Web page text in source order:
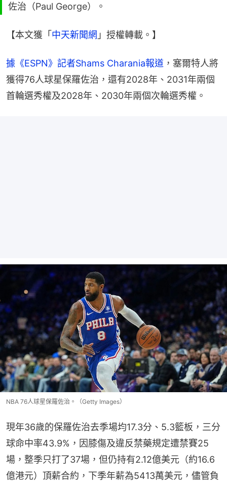
佐治（Paul George）。
【本文獲「中天新聞網 」授權轉載。】
據《ESPN》記者Shams Charania報道 ，塞爾特人將
獲得76人球星保羅佐治，還有2028年、2031年兩個
首輪選秀權及2028年、2030年兩個次輪選秀權。
NBA 76人球星保羅佐治。（Getty Images）
現年36歲的保羅佐治去季場均17.3分、5.3籃板，三分
球命中率43.9%，因膝傷及違反禁藥規定遭禁賽25
場，整季只打了37場，但仍持有2.12億美元（約16.6
億港元）頂薪合約，下季年薪為5413萬美元，儘管負